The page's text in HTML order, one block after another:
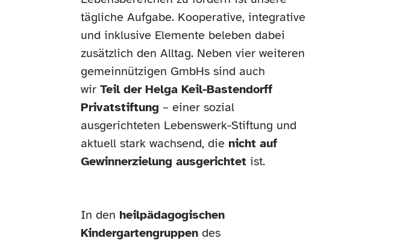
tägliche Aufgabe. Kooperative, integrative
und inklusive Elemente beleben dabei
zusätzlich den Alltag. Neben vier weiteren
gemeinnützigen GmbHs sind auch
wirTeil der Helga Keil-Bastendorff
Privatstiftung – einer sozial
ausgerichteten Lebenswerk-Stiftung und
aktuell stark wachsend, die nicht auf
Gewinnerzielung ausgerichtet ist.
In den heilpädagogischen
Kindergartengruppen des